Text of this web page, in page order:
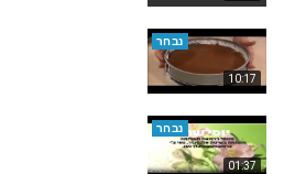
10:17
נבחר
01:37
נבחר